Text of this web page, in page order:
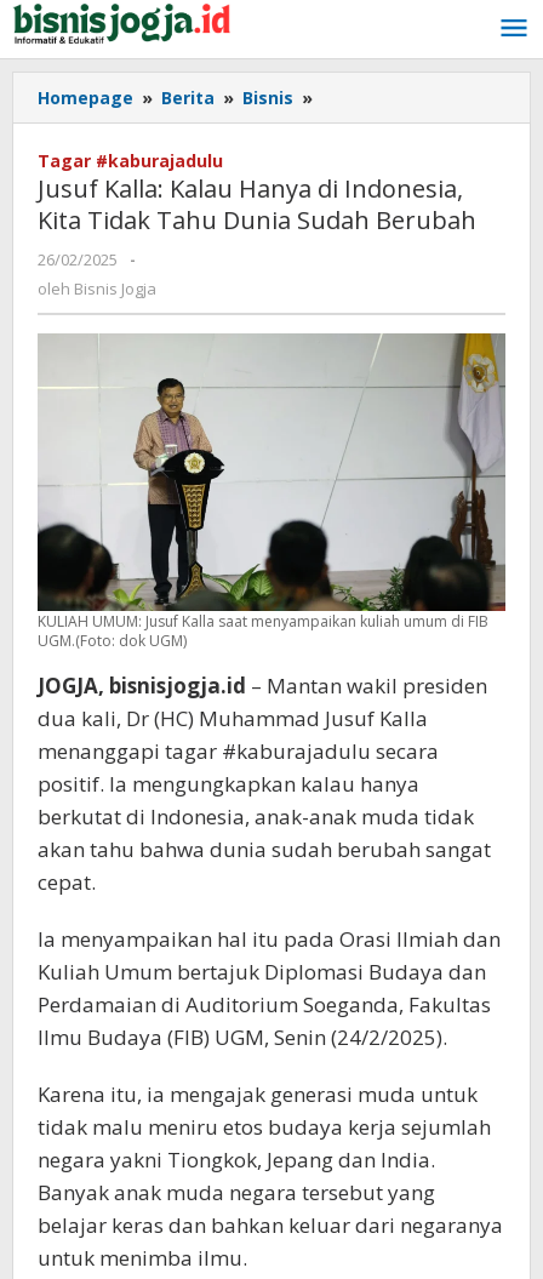
Lewati
ke
konten
Homepage » Berita » Bisnis »
Kalla:
Hanya
di
Indonesia,
Tagar #kaburajadulu
Jusuf Kalla: Kalau Hanya di Indonesia,
Kita Tidak Tahu Dunia Sudah Berubah
26/02/2025
oleh
Bisnis
Jogja
-
oleh Bisnis Jogja
KULIAH UMUM: Jusuf Kalla saat menyampaikan kuliah umum di FIB
UGM.(Foto: dok UGM)
JOGJA, bisnisjogja.id – Mantan wakil presiden
dua kali, Dr (HC) Muhammad Jusuf Kalla
menanggapi tagar #kaburajadulu secara
positif. Ia mengungkapkan kalau hanya
berkutat di Indonesia, anak-anak muda tidak
akan tahu bahwa dunia sudah berubah sangat
cepat.
Ia menyampaikan hal itu pada Orasi Ilmiah dan
Kuliah Umum bertajuk Diplomasi Budaya dan
Perdamaian di Auditorium Soeganda, Fakultas
Ilmu Budaya (FIB) UGM, Senin (24/2/2025).
Karena itu, ia mengajak generasi muda untuk
tidak malu meniru etos budaya kerja sejumlah
negara yakni Tiongkok, Jepang dan India.
Banyak anak muda negara tersebut yang
belajar keras dan bahkan keluar dari negaranya
untuk menimba ilmu.